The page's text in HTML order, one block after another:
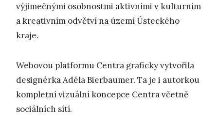
výjimečnými osobnostmi aktivními v kulturním
a kreativním odvětví na území Ústeckého
kraje.
Webovou platformu Centra graficky vytvořila
designérka Adéla Bierbaumer. Ta je i autorkou
kompletní vizuální koncepce Centra včetně
sociálních sítí.